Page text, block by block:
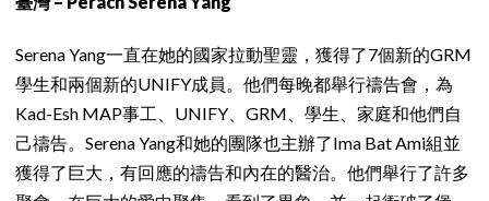
Serena Yang一直在她的國家拉動聖靈，獲得了7個新的GRM
學生和兩個新的UNIFY成員。他們每晚都舉行禱告會，為
Kad-Esh MAP事工、UNIFY、GRM、學生、家庭和他們自
己禱告。Serena Yang和她的團隊也主辦了Ima Bat Ami組並
獲得了巨大，有回應的禱告和內在的醫治。他們舉行了許多